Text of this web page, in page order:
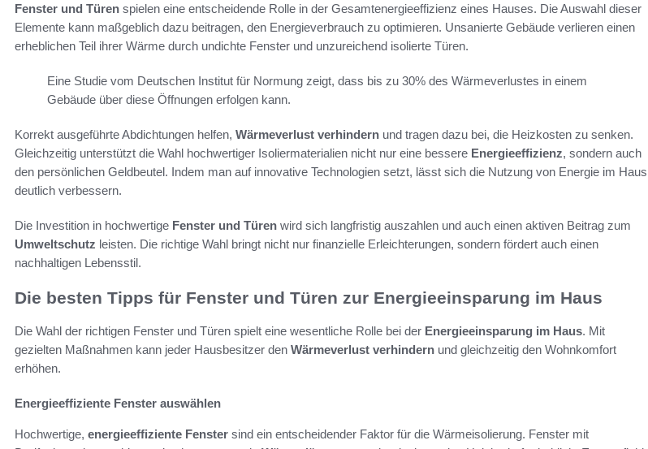
Fenster und Türen spielen eine entscheidende Rolle in der Gesamtenergieeffizienz eines Hauses. Die Auswahl dieser
Elemente kann maßgeblich dazu beitragen, den Energieverbrauch zu optimieren. Unsanierte Gebäude verlieren einen
erheblichen Teil ihrer Wärme durch undichte Fenster und unzureichend isolierte Türen.
Eine Studie vom Deutschen Institut für Normung zeigt, dass bis zu 30% des Wärmeverlustes in einem
Gebäude über diese Öffnungen erfolgen kann.
Korrekt ausgeführte Abdichtungen helfen, Wärmeverlust verhindern und tragen dazu bei, die Heizkosten zu senken.
Gleichzeitig unterstützt die Wahl hochwertiger Isoliermaterialien nicht nur eine bessere Energieeffizienz, sondern auch
den persönlichen Geldbeutel. Indem man auf innovative Technologien setzt, lässt sich die Nutzung von Energie im Haus
deutlich verbessern.
Die Investition in hochwertige Fenster und Türen wird sich langfristig auszahlen und auch einen aktiven Beitrag zum
Umweltschutz leisten. Die richtige Wahl bringt nicht nur finanzielle Erleichterungen, sondern fördert auch einen
nachhaltigen Lebensstil.
Die besten Tipps für Fenster und Türen zur Energieeinsparung im Haus
Die Wahl der richtigen Fenster und Türen spielt eine wesentliche Rolle bei der Energieeinsparung im Haus. Mit
gezielten Maßnahmen kann jeder Hausbesitzer den Wärmeverlust verhindern und gleichzeitig den Wohnkomfort
erhöhen.
Energieeffiziente Fenster auswählen
Hochwertige, energieeffiziente Fenster sind ein entscheidender Faktor für die Wärmeisolierung. Fenster mit